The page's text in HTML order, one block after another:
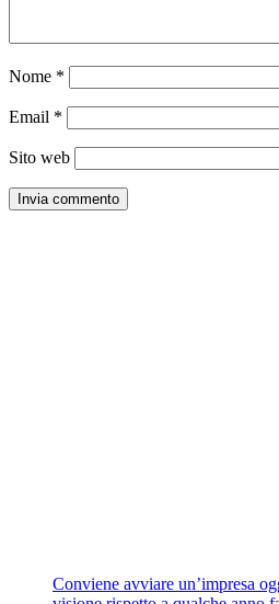
Nome *
Email *
Sito web
Conviene avviare un’impresa